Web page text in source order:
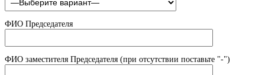
ФИО Председателя
ФИО заместителя Председателя (при отсутствии поставьте "-")